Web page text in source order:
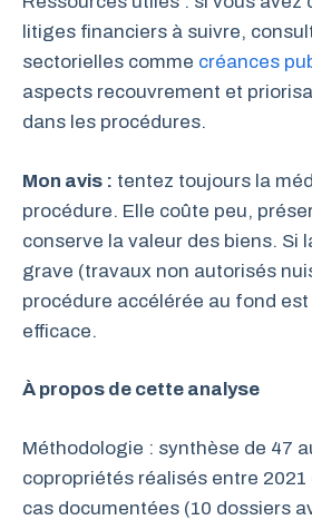
litiges financiers à suivre,
sectorielles comme créances
aspects recouvrement et
dans les procédures.
Mon avis : tentez toujours la
procédure. Elle coûte peu,
conserve la valeur des biens. Si
grave (travaux non autorisés
procédure accélérée au fond
efficace.
À propos de cette analyse
Méthodologie : synthèse de 47
copropriétés réalisés entre
cas documentées (10 dossiers